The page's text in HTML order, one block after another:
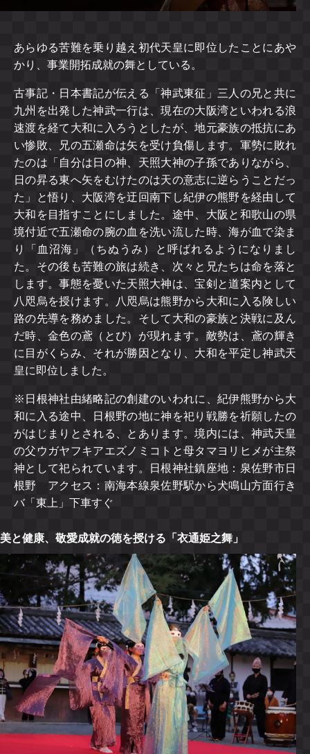
あらゆる苦難を乗り越え初代天皇に即位したことにあや
かり、事業開拓成就の舞としている。
古事記・日本書記が伝える「神武東征」三人の兄と共に
九州を出発した神武一行は、現在の大阪湾といわれる浪
速渡を経て大和に入ろうとしたが、地元豪族の抵抗にあ
い惨敗、兄の五瀬命は矢を受け負傷します。軍勢に敗れ
たのは「自分は日の神、天照大神の子孫でありながら、
日の昇る東へ矢をむけたのは天の意志に逆らうことだっ
た」と悟り、大阪湾を迂回南下し紀伊の熊野を経由して
大和を目指すことにしました。途中、大阪と和歌山の県
境付近で五瀬命の腕の血を洗い流した時、海が血で染ま
り「血沼海」（ちぬうみ）と呼ばれるようになりまし
た。その後も苦難の旅は続き、次々と兄たちは命を落と
します。事態を憂いた天照大神は、宝剣と道案内として
八咫烏を授けます。八咫烏は熊野から大和に入る険しい
路の先導を務めました。そして大和の豪族と決戦に及ん
だ時、金色の鳶（とび）が現れます。敵勢は、鳶の輝き
に目がくらみ、それが勝因となり、大和を平定し神武天
皇に即位しました。
※日根神社由緒略記の創建のいわれに、紀伊熊野から大
和に入る途中、日根野の地に神を祀り戦勝を祈願したの
がはじまりとされる、とあります。境内には、神武天皇
の父ウガヤフキアエズノミコトと母タマヨリヒメが主祭
神として祀られています。日根神社鎮座地：泉佐野市日
根野 アクセス：南海本線泉佐野駅から犬鳴山方面行き
バ「東上」下車すぐ
美と健康、敬愛成就の徳を授ける「衣通姫之舞」